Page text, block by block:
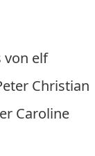
von elf
Christian
Caroline